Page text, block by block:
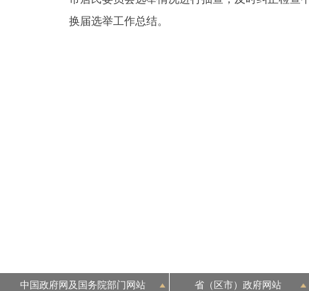
换届选举工作总结。
中国政府网及国务院部门网站 省（区市）政府网站